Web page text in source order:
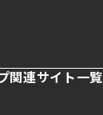
関連サイト一覧